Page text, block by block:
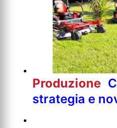
Produzione
strategia e